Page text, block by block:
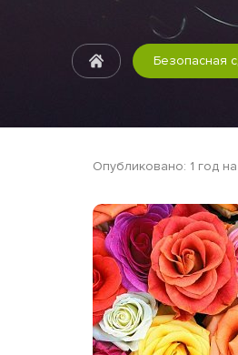
Безопасная
Опубликовано: 1 год